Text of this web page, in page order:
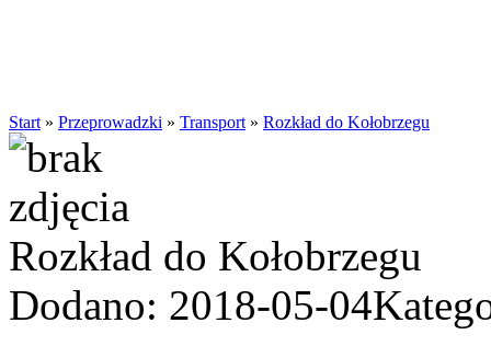
Start » Przeprowadzki » Transport » Rozkład do Kołobrzegu
Rozkład do Kołobrzegu
Dodano: 2018-05-04